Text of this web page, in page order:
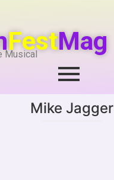
FestMag
Musical
Mike Jagger